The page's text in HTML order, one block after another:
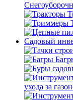
Садовый
ухода за